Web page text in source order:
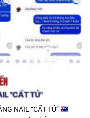
NAIL “CẤT TỦ”